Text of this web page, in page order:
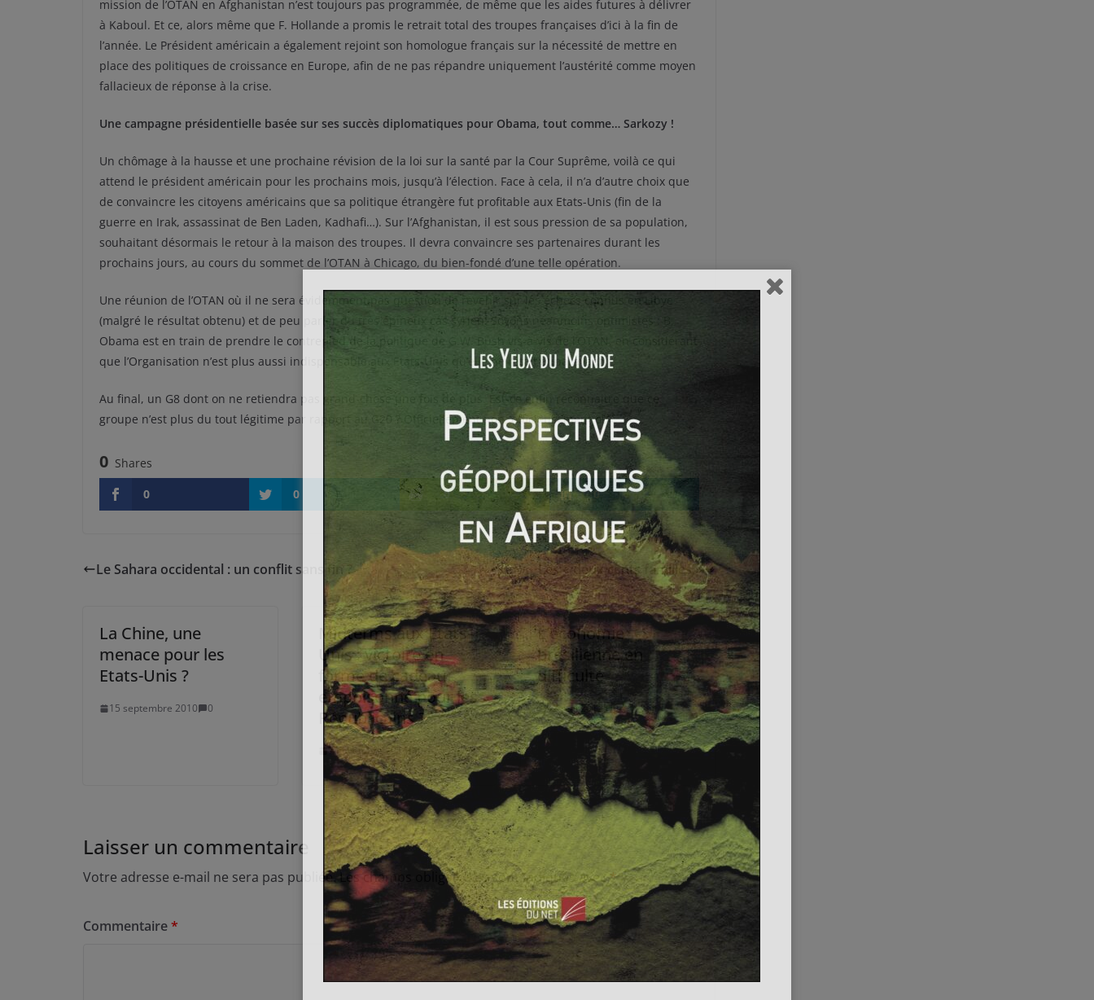
mission de l’OTAN en Afghanistan n’est toujours pas programmée, de même que les aides futures à délivrer
à Kaboul. Et ce, alors même que F. Hollande a promis le retrait total des troupes françaises d’ici à la fin de
l’année. Le Président américain a également rejoint son homologue français sur la nécessité de mettre en
place des politiques de croissance en Europe, afin de ne pas répandre uniquement l’austérité comme moyen
fallacieux de réponse à la crise.
Une campagne présidentielle basée sur ses succès diplomatiques pour Obama, tout comme… Sarkozy !
Un chômage à la hausse et une prochaine révision de la loi sur la santé par la Cour Suprême, voilà ce qui
attend le président américain pour les prochains mois, jusqu’à l’élection. Face à cela, il n’a d’autre choix que
de convaincre les citoyens américains que sa politique étrangère fut profitable aux Etats-Unis (fin de la
guerre en Irak, assassinat de Ben Laden, Kadhafi…). Sur l’Afghanistan, il est sous pression de sa population,
souhaitant désormais le retour à la maison des troupes. Il devra convaincre ses partenaires durant les
prochains jours, au cours du sommet de l’OTAN à Chicago, du bien-fondé d’une telle opération.
Une réunion de l’OTAN où il ne sera évidemment pas question de revenir sur les échecs connus en Libye
(malgré le résultat obtenu) et de peu parler du très épineux cas syrien. Soyons néanmoins optimistes : B.
Obama est en train de prendre le contrepied de la politique de G.W. Bush vis-à-vis de l’OTAN, en considérant
que l’Organisation n’est plus aussi indispensable aux Etats-Unis qu’elle ne l’était auparavant.
Au final, un G8 dont on ne retiendra pas grand-chose une fois de plus. Est-ce enfin reconnaitre que ce
groupe n’est plus du tout légitime par rapport au G20 ? Officiellement non, officieusement oui.
0 Shares
0
0 0 0
Le Sahara occidental : un conflit sans fin ? Les « deux cents familles »
La Chine, une
menace pour les
Etats-Unis ?
15 septembre 2010 0
Midterms aux Etats-
Unis : victoire en
forme de cadeau
empoisonné pour les
Républicains ?
7 novembre 2014 0
L’économie
brésilienne en
difficulté
12 mai 2013 0
Laisser un commentaire
Votre adresse e-mail ne sera pas publiée. Les champs obligatoires sont indiqués avec*
Commentaire*